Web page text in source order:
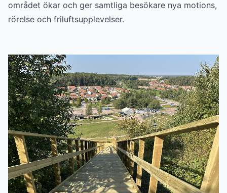
området ökar och ger samtliga besökare nya motions,
rörelse och friluftsupplevelser.